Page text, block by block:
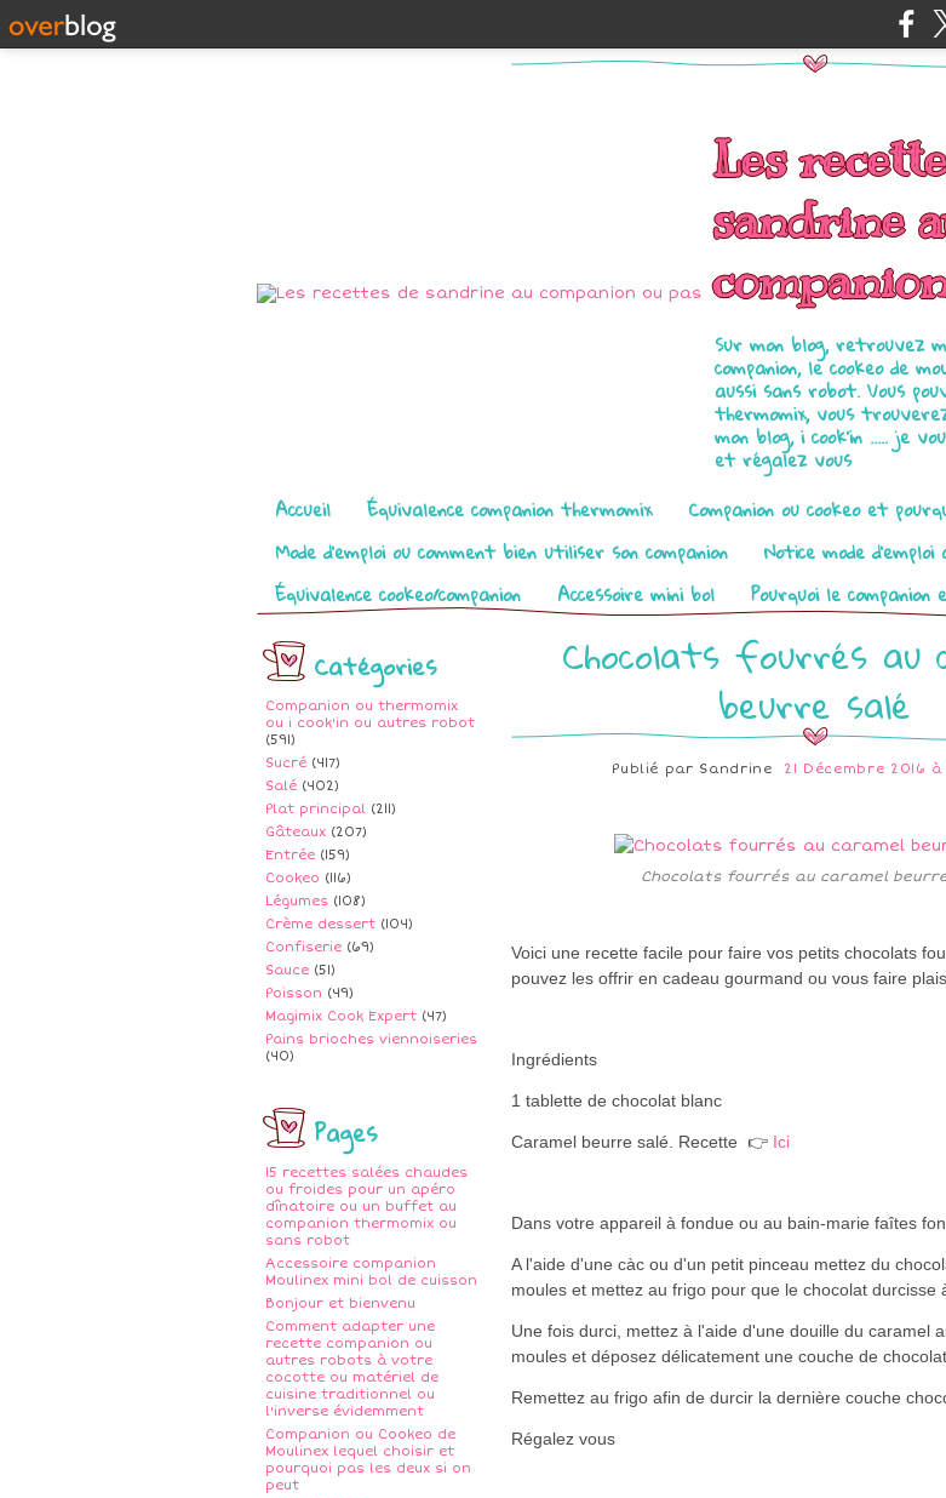
Les
sandrine
Sur mon blog, retrouvez
companion, le cookeo de
aussi sans robot. Vous
thermomix, vous
mon blog, i cook'in ..... je
et régalez vous
Pages
Accueil Équivalence companion thermomix
Companion ou cookeo et
Mode d’emploi ou comment bien utiliser son companion
Notice mode
Équivalence cookeo/companion
Accessoire mini bol Pourquoi le
Catégories
Companion ou thermomix
ou i cook'in ou autres robot
(591)
Sucré (417)
Salé (402)
Plat principal (211)
Gâteaux (207)
Entrée (159)
Cookeo (116)
Légumes (108)
Crème dessert (104)
Confiserie (69)
Sauce (51)
Poisson (49)
Magimix Cook Expert (47)
Pains brioches viennoiseries
(40)
Pages
15 recettes salées chaudes
ou froides pour un apéro
dînatoire ou un buffet au
companion thermomix ou
sans robot
Accessoire companion
Moulinex mini bol de cuisson
Bonjour et bienvenu
Comment adapter une
recette companion ou
autres robots à votre
cocotte ou matériel de
cuisine traditionnel ou
l'inverse évidemment
Companion ou Cookeo de
Moulinex lequel choisir et
pourquoi pas les deux si on
peut
Chocolats fourrés au
beurre salé
Publié par Sandrine 21 Décembre 2016 à
Chocolats fourrés au caramel
Voici une recette facile pour faire vos petits chocolats
pouvez les offrir en cadeau gourmand ou vous faire
Ingrédients
1 tablette de chocolat blanc
Caramel beurre salé. Recette 👉 Ici
Dans votre appareil à fondue ou au bain-marie faîtes
A l'aide d'une càc ou d'un petit pinceau mettez du
moules et mettez au frigo pour que le chocolat durcisse
Une fois durci, mettez à l'aide d'une douille du caramel
moules et déposez délicatement une couche de
Remettez au frigo afin de durcir la dernière couche
Régalez vous